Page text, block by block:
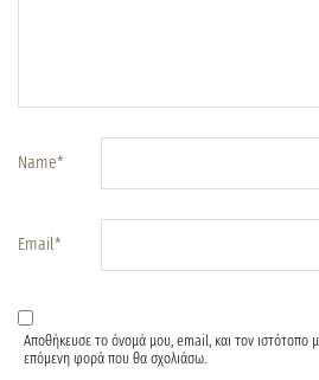
Name*
Email*
Αποθήκευσε το όνομά μου, email, και τον ιστότοπο
επόμενη φορά που θα σχολιάσω.